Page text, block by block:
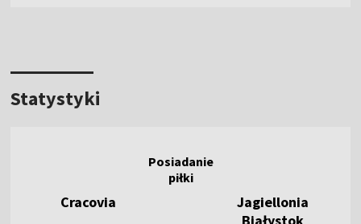
Statystyki
Cracovia
Jagiellonia
Białystok